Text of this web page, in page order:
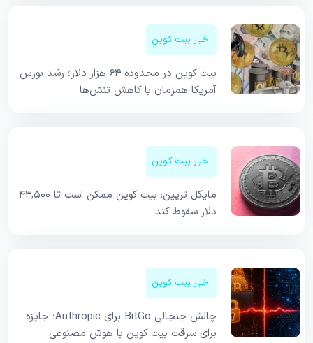
اخبار بیت کوین
بیت کوین در محدوده ۶۴ هزار دلار؛ رشد بورس
آمریکا همزمان با کاهش تنش‌ها
اخبار بیت کوین
مایکل ترپین: بیت کوین ممکن است تا ۴۳,۵۰۰
دلار سقوط کند
اخبار بیت کوین
چالش جنجالی BitGo برای Anthropic؛ جایزه
برای سرقت بیت کوین با هوش مصنوعی